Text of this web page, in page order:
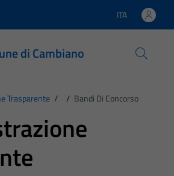
Lingua attiva:
ITA
di Cambiano
Trasparente / / Bandi Di Concorso